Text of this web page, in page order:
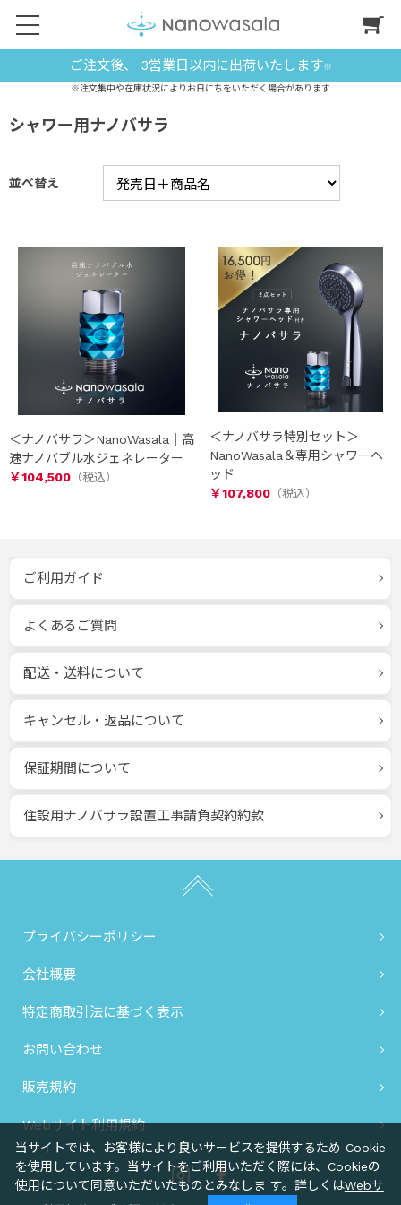
ご注文後、 3営業日以内に出荷いたします※
※注文集中や在庫状況によりお日にちをいただく場合があります
シャワー用ナノバサラ
並べ替え
＜ナノバサラ＞NanoWasala｜高
速ナノバブル水ジェネレーター
￥104,500
＜ナノバサラ特別セット＞
NanoWasala＆専用シャワーヘ
ッド
￥107,800
ご利用ガイド
よくあるご質問
配送・送料について
キャンセル・返品について
保証期間について
住設用ナノバサラ設置工事請負契約約款
プライバシーポリシー
会社概要
特定商取引法に基づく表示
お問い合わせ
販売規約
Webサイト利用規約
InstagramFacebook
当サイトでは、お客様により良いサービスを提供するため Cookie
を使用しています。当サイトをご利用いただく際には、Cookieの
使用について同意いただいたものとみなしま す。詳しくはWebサ